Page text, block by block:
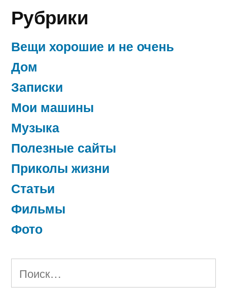
Рубрики
Вещи хорошие и не очень
Дом
Записки
Мои машины
Музыка
Полезные сайты
Приколы жизни
Статьи
Фильмы
Фото
Найти: